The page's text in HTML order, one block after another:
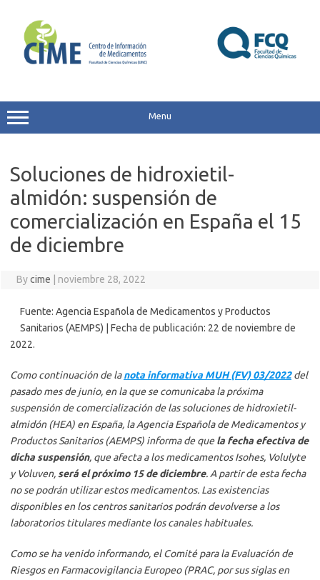
content
Menu
Soluciones de hidroxietil-
almidón: suspensión de
comercialización en España el 15
de diciembre
Bycime noviembre 28, 2022
Fuente: Agencia Española de Medicamentos y Productos
Sanitarios (AEMPS) | Fecha de publicación: 22 de noviembre de
2022.
Como continuación de lanota informativa MUH (FV) 03/2022del
pasado mes de junio, en la que se comunicaba la próxima
suspensión de comercialización de las soluciones de hidroxietil-
almidón (HEA) en España, la Agencia Española de Medicamentos y
Productos Sanitarios (AEMPS) informa de quela fecha efectiva de
dicha suspensión, que afecta a los medicamentos Isohes, Volulyte
y Voluven,será el próximo 15 de diciembre. A partir de esta fecha
no se podrán utilizar estos medicamentos. Las existencias
disponibles en los centros sanitarios podrán devolverse a los
laboratorios titulares mediante los canales habituales.
Como se ha venido informando, el Comité para la Evaluación de
Riesgos en Farmacovigilancia Europeo (PRAC, por sus siglas en